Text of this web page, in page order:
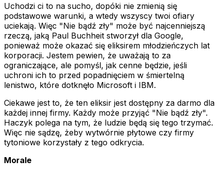
Uchodzi ci to na sucho, dopóki nie zmienią się
podstawowe warunki, a wtedy wszyscy twoi ofiary
uciekają. Więc "Nie bądź zły" może być najcenniejszą
rzeczą, jaką Paul Buchheit stworzył dla Google,
ponieważ może okazać się eliksirem młodzieńczych lat
korporacji. Jestem pewien, że uważają to za
ograniczające, ale pomyśl, jak cenne będzie, jeśli
uchroni ich to przed popadnięciem w śmiertelną
lenistwo, które dotknęło Microsoft i IBM.
Ciekawe jest to, że ten eliksir jest dostępny za darmo dla
każdej innej firmy. Każdy może przyjąć "Nie bądź zły".
Haczyk polega na tym, że ludzie będą się tego trzymać.
Więc nie sądzę, żeby wytwórnie płytowe czy firmy
tytoniowe korzystały z tego odkrycia.
Morale